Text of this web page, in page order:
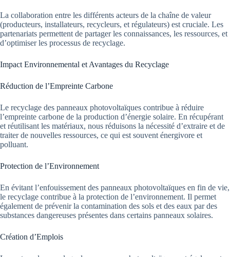
La collaboration entre les différents acteurs de la chaîne de valeur
(producteurs, installateurs, recycleurs, et régulateurs) est cruciale. Les
partenariats permettent de partager les connaissances, les ressources, et
d’optimiser les processus de recyclage.
Impact Environnemental et Avantages du Recyclage
Réduction de l’Empreinte Carbone
Le recyclage des panneaux photovoltaïques contribue à réduire
l’empreinte carbone de la production d’énergie solaire. En récupérant
et réutilisant les matériaux, nous réduisons la nécessité d’extraire et de
traiter de nouvelles ressources, ce qui est souvent énergivore et
polluant.
Protection de l’Environnement
En évitant l’enfouissement des panneaux photovoltaïques en fin de vie,
le recyclage contribue à la protection de l’environnement. Il permet
également de prévenir la contamination des sols et des eaux par des
substances dangereuses présentes dans certains panneaux solaires.
Création d’Emplois